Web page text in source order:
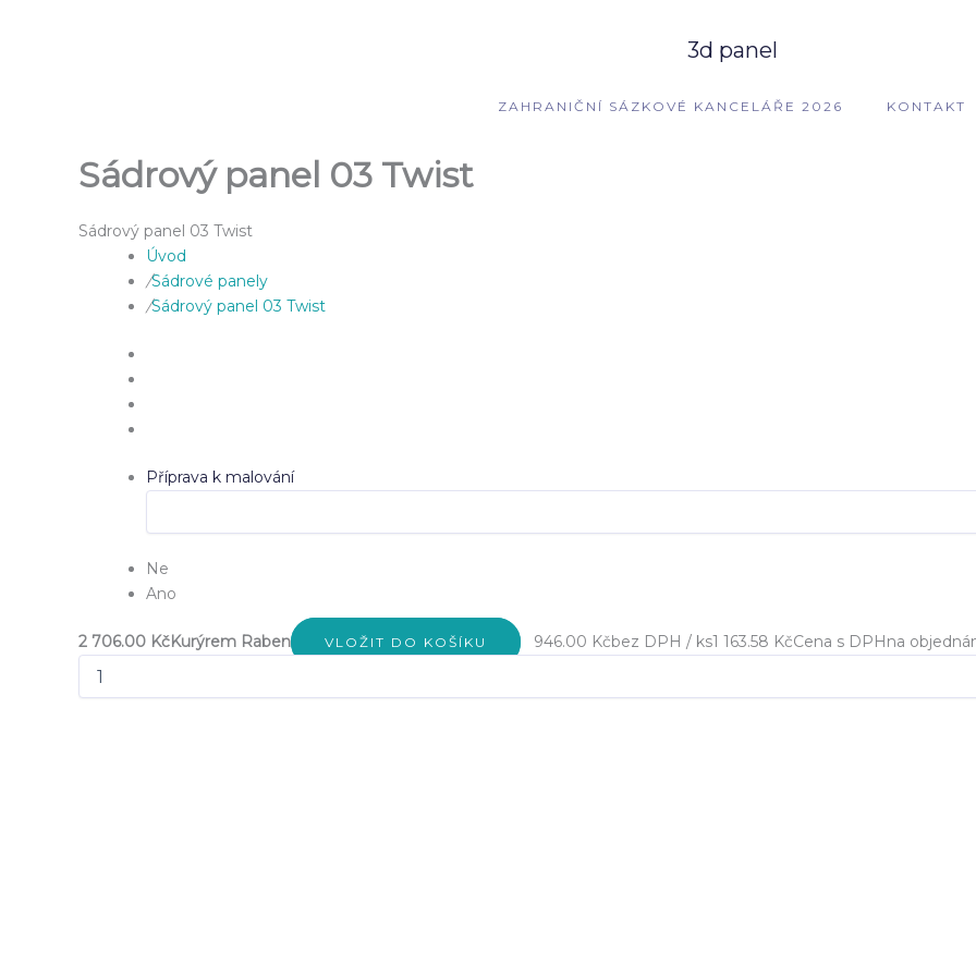
3d panel
ZAHRANIČNÍ SÁZKOVÉ KANCELÁŘE 2026 KONTAKT
Sádrový panel 03 Twist
Sádrový panel 03 Twist
Úvod
/Sádrové panely
/Sádrový panel 03 Twist
Příprava k malování
Ne
Ano
2 706.00 KčKurýrem Raben VLOŽIT DO KOŠÍKU 946.00 Kčbez DPH / ks1 163.58 KčCena s DPHna